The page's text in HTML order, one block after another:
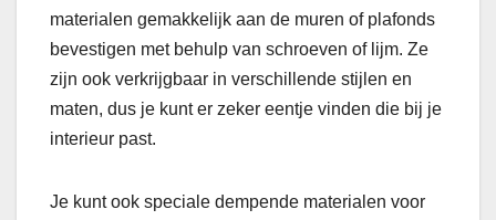
materialen gemakkelijk aan de muren of plafonds
bevestigen met behulp van schroeven of lijm. Ze
zijn ook verkrijgbaar in verschillende stijlen en
maten, dus je kunt er zeker eentje vinden die bij je
interieur past.
Je kunt ook speciale dempende materialen voor